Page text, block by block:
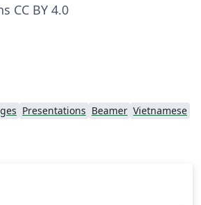
CC BY 4.0
Presentations Beamer Vietnamese